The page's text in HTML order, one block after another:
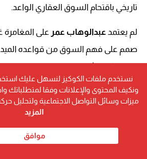
تاريخي باقتحام السوق العقاري الواعد.
لم يعتمد عبدالوهاب عمر على المغامرة
صمم على فهم السوق من قواعده
متتالية، درس خلالها سلوك المستهلك
فجوات العرض والطلب في المجتمعات
“المنطق البرمجي الذي تعلمته
نستخدم ملفات الكوكيز لنسهل عليك
ونكيف المحتوى والإعلانات وفقا لمتطلباتك
ميزات وسائل التواصل الاجتماعية ولتحليل حركة
المزيد
موافق